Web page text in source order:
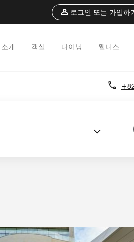
로그인 또는 가입하
소개 객실 다이닝 웰니스